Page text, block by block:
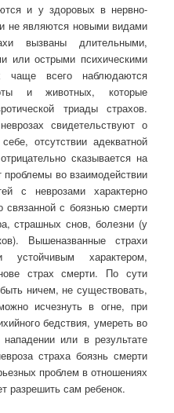
и у здоровых в нервно-
не являются новыми видами
вызваны длительными,
или острыми психическими
чаще всего наблюдаются
и животных, которые
триады страхов.
свидетельствуют о
отсутствии адекватной
сказывается на
проблемы во взаимодействии
с неврозами характерно
связанной с боязнью смерти
страшных снов, болезни (у
Вышеназванные страхи
характером,
страх смерти. По сути
ничем, не существовать,
исчезнуть в огне, при
бедствия, умереть во
или в результате
страха боязнь смерти
проблем в отношениях
разрешить сам ребенок.